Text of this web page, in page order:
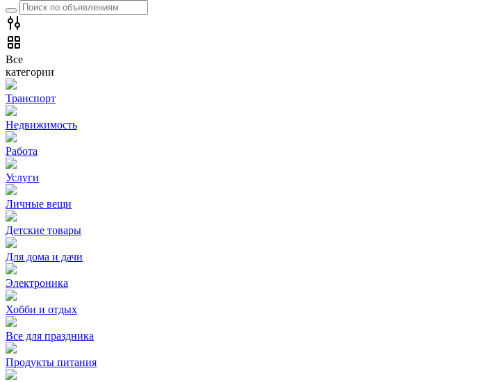
Все
категории
Транспорт
Недвижимость
Работа
Услуги
Личные вещи
Детские товары
Для дома и дачи
Электроника
Хобби и отдых
Все для праздника
Продукты питания